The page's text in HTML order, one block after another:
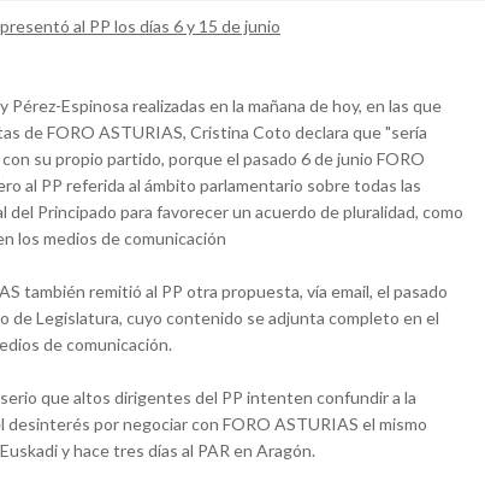
al PP los días 6 y 15 de junio
Espinosa realizadas en la mañana de hoy, en las que
de FORO ASTURIAS, Cristina Coto declara que "sería
su propio partido, porque el pasado 6 de junio FORO
al PP referida al ámbito parlamentario sobre todas las
Principado para favorecer un acuerdo de pluralidad, como
los medios de comunicación
también remitió al PP otra propuesta, vía email, el pasado
de Legislatura, cuyo contenido se adjunta completo en el
de comunicación.
que altos dirigentes del PP intenten confundir a la
por negociar con FORO ASTURIAS el mismo
y hace tres días al PAR en Aragón.